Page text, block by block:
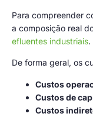
Para compreender
a composição real
efluentes industriais.
De forma geral, os
Custos
Custos de
Custos